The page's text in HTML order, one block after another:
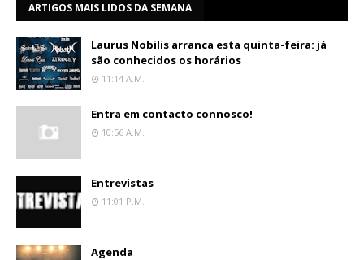
ARTIGOS MAIS LIDOS DA SEMANA
Laurus Nobilis arranca esta quinta-feira: já
são conhecidos os horários
11:14 A.m.
Entra em contacto connosco!
10:56 A.m.
Entrevistas
11:01 P.m.
Agenda